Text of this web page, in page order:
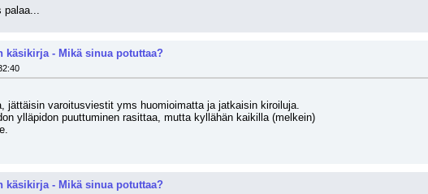
palaa...
käsikirja - Mikä sinua potuttaa?
jättäisin varoitusviestit yms huomioimatta ja jatkaisin kiroiluja.
ylläpidon puuttuminen rasittaa, mutta kyllähän kaikilla (melkein)
käsikirja - Mikä sinua potuttaa?